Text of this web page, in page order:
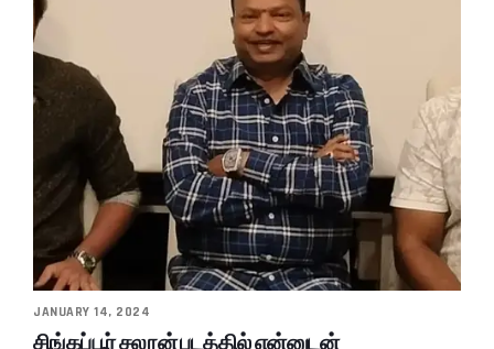
JANUARY 14, 2024
சிங்கப்பூர் சலூன் படத்தில் என்னுடன்